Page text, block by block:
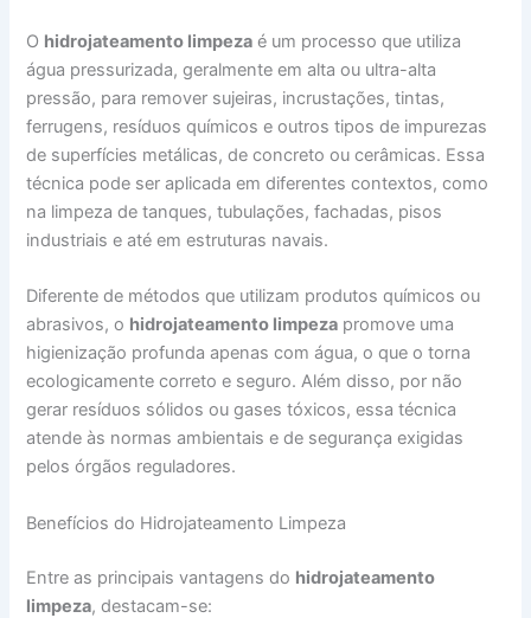
O hidrojateamento limpeza é um processo que utiliza
água pressurizada, geralmente em alta ou ultra-alta
pressão, para remover sujeiras, incrustações, tintas,
ferrugens, resíduos químicos e outros tipos de impurezas
de superfícies metálicas, de concreto ou cerâmicas. Essa
técnica pode ser aplicada em diferentes contextos, como
na limpeza de tanques, tubulações, fachadas, pisos
industriais e até em estruturas navais.
Diferente de métodos que utilizam produtos químicos ou
abrasivos, o hidrojateamento limpeza promove uma
higienização profunda apenas com água, o que o torna
ecologicamente correto e seguro. Além disso, por não
gerar resíduos sólidos ou gases tóxicos, essa técnica
atende às normas ambientais e de segurança exigidas
pelos órgãos reguladores.
Benefícios do Hidrojateamento Limpeza
Entre as principais vantagens do hidrojateamento
limpeza, destacam-se: